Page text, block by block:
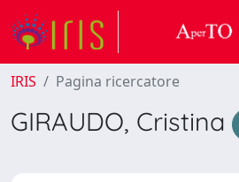
IRIS Pagina ricercatore
GIRAUDO, Cristina